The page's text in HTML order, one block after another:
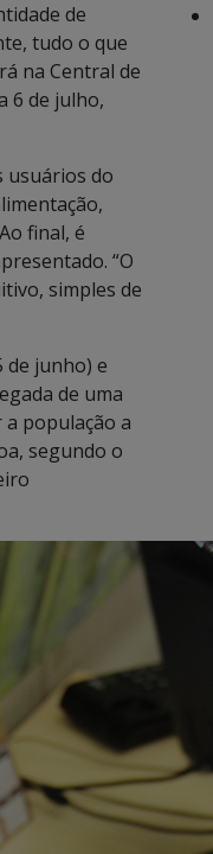
de
tudo o que
na Central de
6 de julho,
usuários do
final, é
“O
simples de
de junho) e
de uma
população a
segundo o